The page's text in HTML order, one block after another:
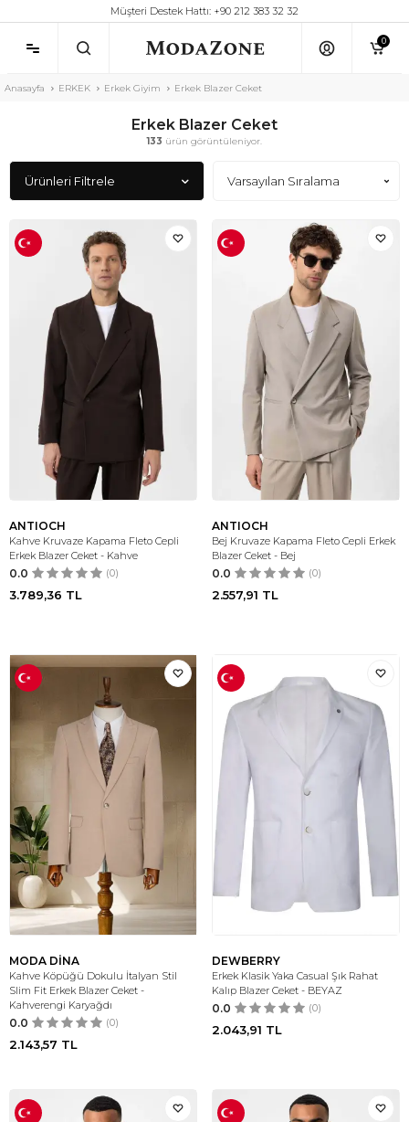
Müşteri Destek Hattı: +90 212 383 32 32
0
Anasayfa ERKEK Erkek Giyim Erkek Blazer Ceket
Erkek Blazer Ceket
133 ürün görüntüleniyor.
Ürünleri Filtrele
ANTIOCH
Kahve Kruvaze Kapama Fleto Cepli
Erkek Blazer Ceket - Kahve
0.0 (0)
3.789,36 TL
ANTIOCH
Bej Kruvaze Kapama Fleto Cepli Erkek
Blazer Ceket - Bej
0.0 (0)
2.557,91 TL
MODA DİNA
Kahve Köpüğü Dokulu İtalyan Stil
Slim Fit Erkek Blazer Ceket -
Kahverengi Karyağdı
0.0 (0)
2.143,57 TL
DEWBERRY
Erkek Klasik Yaka Casual Şık Rahat
Kalıp Blazer Ceket - BEYAZ
0.0 (0)
2.043,91 TL